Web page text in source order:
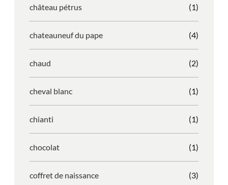
château pétrus (1)
chateauneuf du pape (4)
chaud (2)
cheval blanc (1)
chianti (1)
chocolat (1)
coffret de naissance (3)